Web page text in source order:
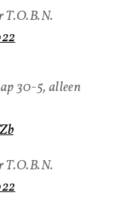
T.O.B.N.
30-5, alleen
T.O.B.N.